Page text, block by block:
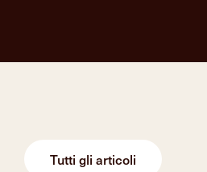
Tutti gli articoli